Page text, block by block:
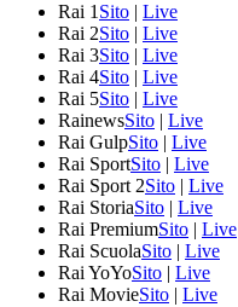
Rai 1 Sito | Live
Rai 2Sito | Live
Rai 3Sito | Live
Rai 4Sito | Live
Rai 5Sito | Live
RainewsSito | Live
Rai GulpSito | Live
Rai SportSito | Live
Rai Sport 2Sito | Live
Rai StoriaSito | Live
Rai PremiumSito | Live
Rai ScuolaSito | Live
Rai YoYoSito | Live
Rai MovieSito | Live